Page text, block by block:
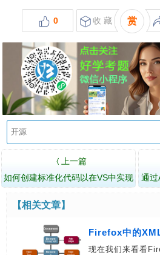
0 收 藏 赏
〈
上一篇
如何创建标准化代码以在VS中实现
通过
【相关文章】
Firefox中的
现在我们来看看